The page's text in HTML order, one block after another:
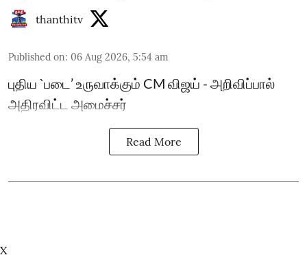
thanthitv
Published on: 06 Aug 2026, 5:54 am
புதிய `படை’ உருவாக்கும் CM விஜய் - அறிவிப்பால்
அதிரவிட்ட அமைச்சர்
Read More
X